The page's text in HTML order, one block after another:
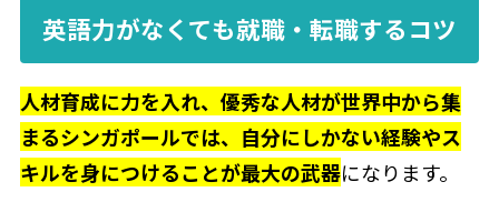
英語力がなくても就職・転職するコツ
人材育成に力を入れ、優秀な人材が世界中から集
まるシンガポールでは、自分にしかない経験やス
キルを身につけることが最大の武器になります。